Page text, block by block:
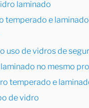
laminado
temperado e laminado
uso de vidros de
no mesmo
temperado e
de vidro